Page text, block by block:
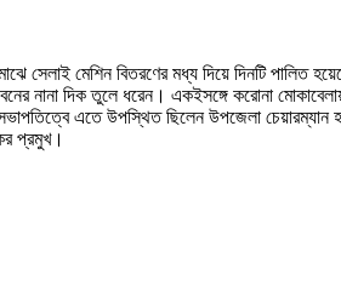
সেলাই মেশিন বিতরণের মধ্য দিয়ে দিনটি পালিত
নানা দিক তুলে ধরেন। একইসঙ্গে করোনা
এতে উপস্থিত ছিলেন উপজেলা চেয়ারম্যান
প্রমুখ।